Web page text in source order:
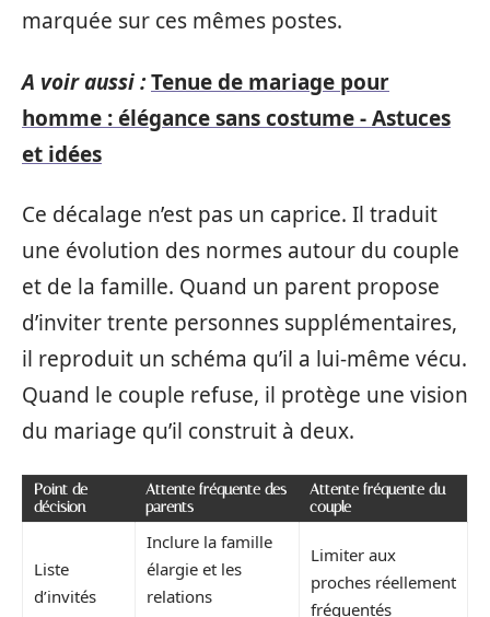
marquée sur ces mêmes postes.
A voir aussi :Tenue de mariage pour
homme : élégance sans costume - Astuces
et idées
Ce décalage n’est pas un caprice. Il traduit
une évolution des normes autour du couple
et de la famille. Quand un parent propose
d’inviter trente personnes supplémentaires,
il reproduit un schéma qu’il a lui-même vécu.
Quand le couple refuse, il protège une vision
du mariage qu’il construit à deux.
Point de
décision
Attente fréquente des
parents
Attente fréquente du
couple
Liste
d’invités
Inclure la famille
élargie et les
relations
Limiter aux
proches réellement
fréquentés